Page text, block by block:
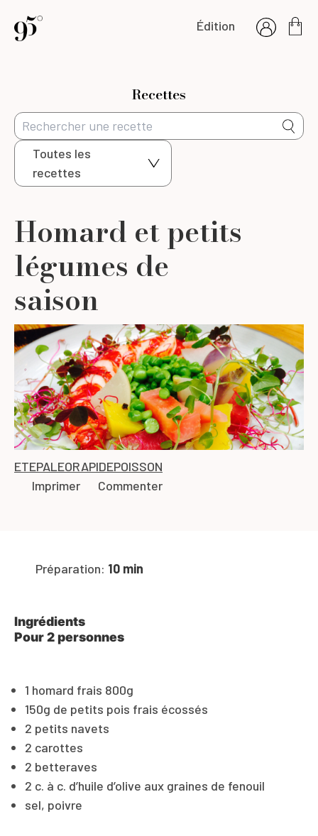
Édition
Recettes
Toutes les
recettes
Homard et petits
légumes de
saison
ETEPALEORAPIDEPOISSON
Imprimer
Commenter
Préparation: 10 min
Ingrédients
Pour 2 personnes
1 homard frais 800g
150g de petits pois frais écossés
2 petits navets
2 carottes
2 betteraves
2 c. à c. d’huile d’olive aux graines de fenouil
sel, poivre